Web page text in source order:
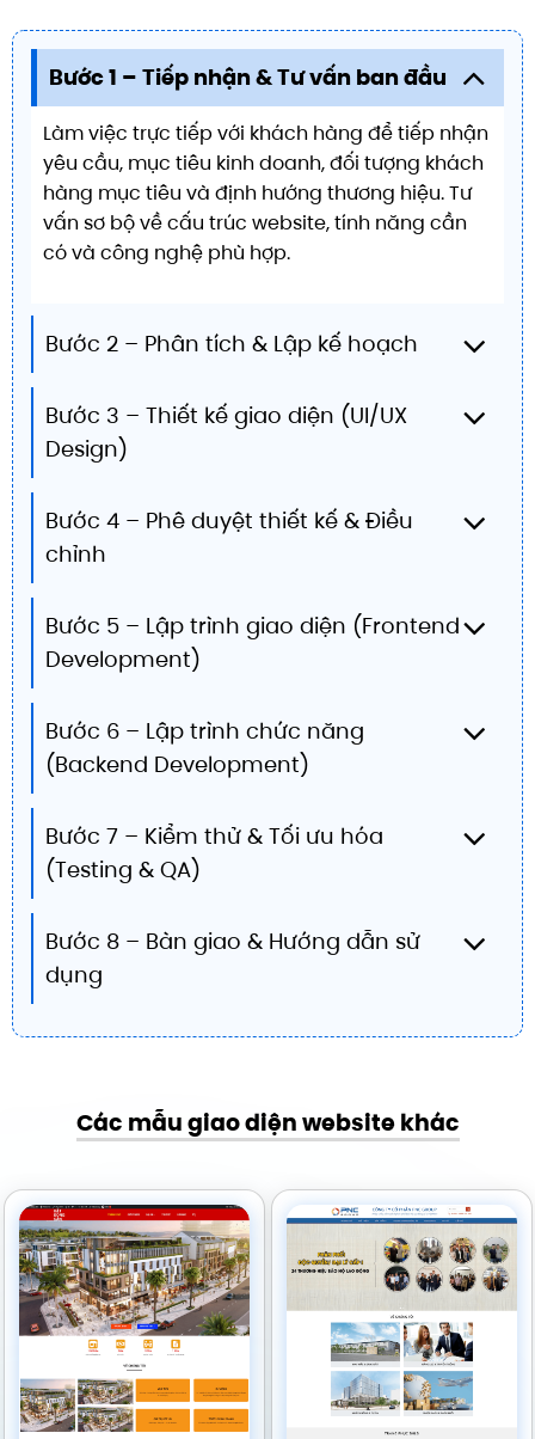
Bước 1 – Tiếp nhận & Tư vấn ban đầu
Làm việc trực tiếp với khách hàng để tiếp nhận
yêu cầu, mục tiêu kinh doanh, đối tượng khách
hàng mục tiêu và định hướng thương hiệu. Tư
vấn sơ bộ về cấu trúc website, tính năng cần
có và công nghệ phù hợp.
Bước 2 – Phân tích & Lập kế hoạch
Bước 3 – Thiết kế giao diện (UI/UX
Design)
Bước 4 – Phê duyệt thiết kế & Điều
chỉnh
Bước 5 – Lập trình giao diện (Frontend
Development)
Bước 6 – Lập trình chức năng
(Backend Development)
Bước 7 – Kiểm thử & Tối ưu hóa
(Testing & QA)
Bước 8 – Bàn giao & Hướng dẫn sử
dụng
Các mẫu giao diện website khác